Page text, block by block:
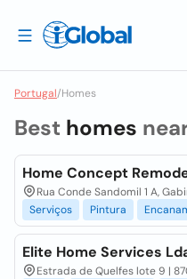
Portugal/Homes
Best homes
Home Concept
Rua Conde Sandomil 1 A,
Serviços
Pintura
Elite Home Services
Estrada de Quelfes lote 9 |